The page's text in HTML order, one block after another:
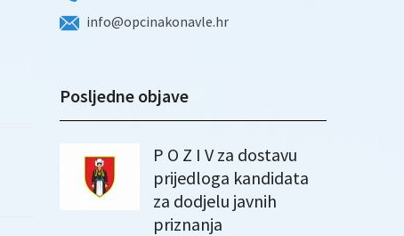
info@opcinakonavle.hr
Posljedne objave
P O Z I V za dostavu
prijedloga kandidata
za dodjelu javnih
priznanja